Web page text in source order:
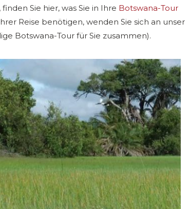
Sie hier, was Sie in Ihre Botswana-Tour
Reise benötigen, wenden Sie sich an unser
Botswana-Tour für Sie zusammen).